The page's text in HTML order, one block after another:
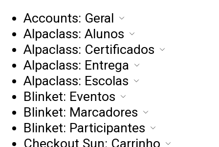
Accounts: Geral
Alpaclass: Alunos
Alpaclass: Certificados
Alpaclass: Entrega
Alpaclass: Escolas
Blinket: Eventos
Blinket: Marcadores
Blinket: Participantes
Checkout Sun: Carrinho